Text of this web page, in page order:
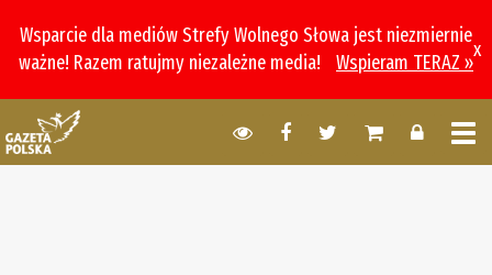
Wsparcie dla mediów Strefy Wolnego Słowa jest niezmiernie
ważne! Razem ratujmy niezależne media!
Wspieram TERAZ »
x